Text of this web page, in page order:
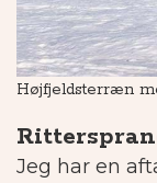
Højfjeldsterræn
Jeg har en